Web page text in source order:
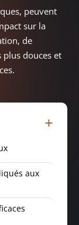
peuvent
sur la
de
douces et
aux